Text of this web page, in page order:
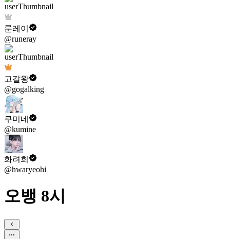
룬레이
@runeray
고갈왕
@gogalking
쿠미네
@kumine
화려희
@hwaryeohi
오뱅 8시